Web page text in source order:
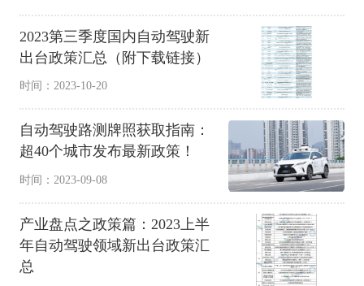
2023第三季度国内自动驾驶新
出台政策汇总（附下载链接）
时间：2023-10-20
自动驾驶路测牌照获取指南：
超40个城市发布最新政策！
时间：2023-09-08
产业盘点之政策篇：2023上半
年自动驾驶领域新出台政策汇
总